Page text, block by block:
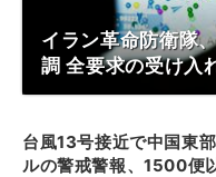
イラン革命防衛隊
調 全要求の受け入
台風13号接近で中国東
ルの警戒警報、1500便